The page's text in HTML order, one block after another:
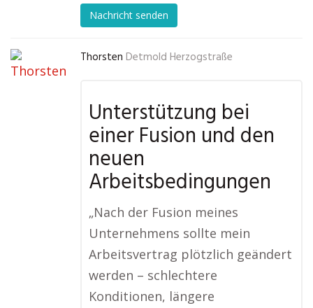
Nachricht senden
Thorsten Detmold Herzogstraße
Unterstützung bei
einer Fusion und den
neuen
Arbeitsbedingungen
„Nach der Fusion meines
Unternehmens sollte mein
Arbeitsvertrag plötzlich geändert
werden – schlechtere
Konditionen, längere